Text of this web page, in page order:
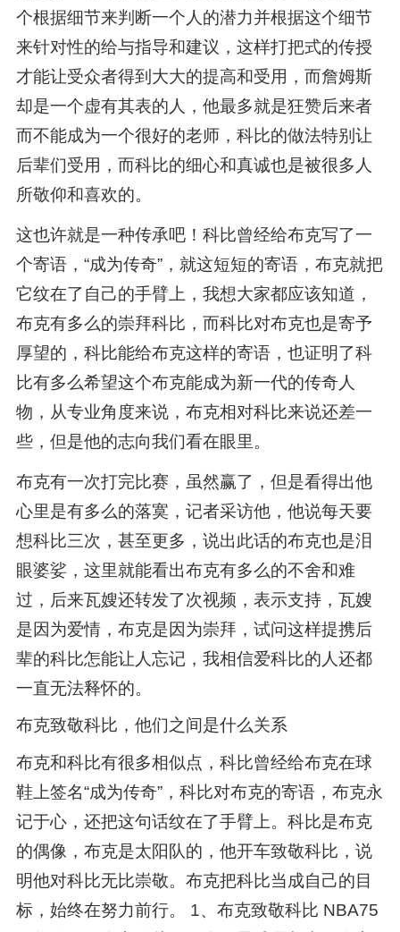
个根据细节来判断一个人的潜力并根据这个细节
来针对性的给与指导和建议，这样打把式的传授
才能让受众者得到大大的提高和受用，而詹姆斯
却是一个虚有其表的人，他最多就是狂赞后来者
而不能成为一个很好的老师，科比的做法特别让
后辈们受用，而科比的细心和真诚也是被很多人
所敬仰和喜欢的。
这也许就是一种传承吧！科比曾经给布克写了一
个寄语，“成为传奇”，就这短短的寄语，布克就把
它纹在了自己的手臂上，我想大家都应该知道，
布克有多么的崇拜科比，而科比对布克也是寄予
厚望的，科比能给布克这样的寄语，也证明了科
比有多么希望这个布克能成为新一代的传奇人
物，从专业角度来说，布克相对科比来说还差一
些，但是他的志向我们看在眼里。
布克有一次打完比赛，虽然赢了，但是看得出他
心里是有多么的落寞，记者采访他，他说每天要
想科比三次，甚至更多，说出此话的布克也是泪
眼婆娑，这里就能看出布克有多么的不舍和难
过，后来瓦嫂还转发了次视频，表示支持，瓦嫂
是因为爱情，布克是因为崇拜，试问这样提携后
辈的科比怎能让人忘记，我相信爱科比的人还都
一直无法释怀的。
布克致敬科比，他们之间是什么关系
布克和科比有很多相似点，科比曾经给布克在球
鞋上签名“成为传奇”，科比对布克的寄语，布克永
记于心，还把这句话纹在了手臂上。科比是布克
的偶像，布克是太阳队的，他开车致敬科比，说
明他对科比无比崇敬。布克把科比当成自己的目
标，始终在努力前行。 1、布克致敬科比 NBA75